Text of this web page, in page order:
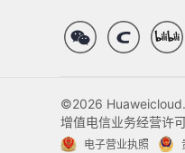
©2026
增值电信业务经营许
电子营业执照